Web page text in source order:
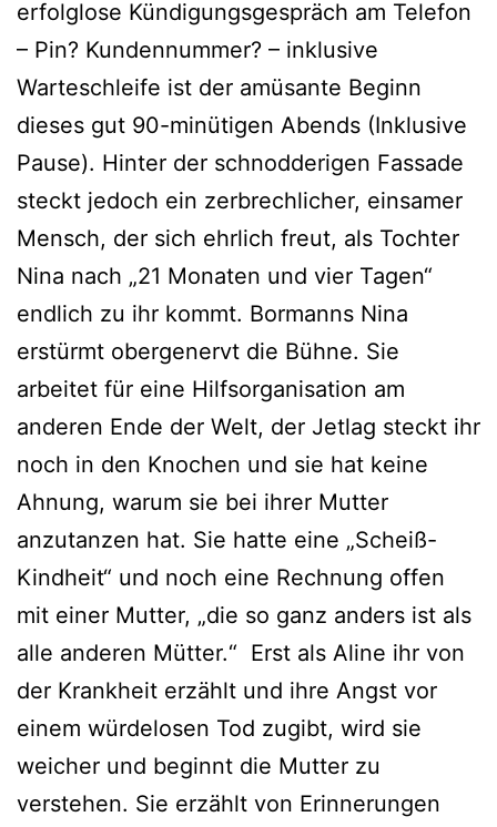
erfolglose Kündigungsgespräch am Telefon
– Pin? Kundennummer? – inklusive
Warteschleife ist der amüsante Beginn
dieses gut 90-minütigen Abends (Inklusive
Pause). Hinter der schnodderigen Fassade
steckt jedoch ein zerbrechlicher, einsamer
Mensch, der sich ehrlich freut, als Tochter
Nina nach „21 Monaten und vier Tagen“
endlich zu ihr kommt. Bormanns Nina
erstürmt obergenervt die Bühne. Sie
arbeitet für eine Hilfsorganisation am
anderen Ende der Welt, der Jetlag steckt ihr
noch in den Knochen und sie hat keine
Ahnung, warum sie bei ihrer Mutter
anzutanzen hat. Sie hatte eine „Scheiß-
Kindheit“ und noch eine Rechnung offen
mit einer Mutter, „die so ganz anders ist als
alle anderen Mütter.“ Erst als Aline ihr von
der Krankheit erzählt und ihre Angst vor
einem würdelosen Tod zugibt, wird sie
weicher und beginnt die Mutter zu
verstehen. Sie erzählt von Erinnerungen